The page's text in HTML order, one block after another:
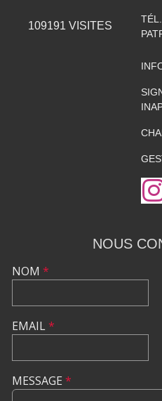
109191 VISITES
NOUS
NOM *
EMAIL*
MESSAGE *